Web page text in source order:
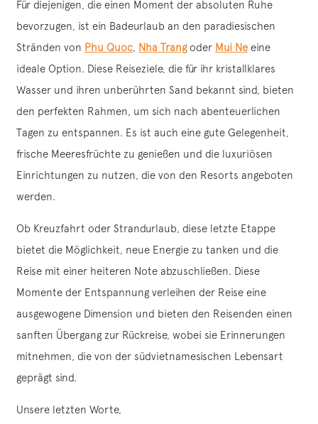
Für diejenigen, die einen Moment der absoluten Ruhe
bevorzugen, ist ein Badeurlaub an den paradiesischen
Stränden von Phu Quoc Nha Trangoder Mui Neeine
ideale Option. Diese Reiseziele, die für ihr kristallklares
Wasser und ihren unberührten Sand bekannt sind, bieten
den perfekten Rahmen, um sich nach abenteuerlichen
Tagen zu entspannen. Es ist auch eine gute Gelegenheit,
frische Meeresfrüchte zu genießen und die luxuriösen
Einrichtungen zu nutzen, die von den Resorts angeboten
werden.
Ob Kreuzfahrt oder Strandurlaub, diese letzte Etappe
bietet die Möglichkeit, neue Energie zu tanken und die
Reise mit einer heiteren Note abzuschließen. Diese
Momente der Entspannung verleihen der Reise eine
ausgewogene Dimension und bieten den Reisenden einen
sanften Übergang zur Rückreise, wobei sie Erinnerungen
mitnehmen, die von der südvietnamesischen Lebensart
geprägt sind.
Unsere letzten Worte,